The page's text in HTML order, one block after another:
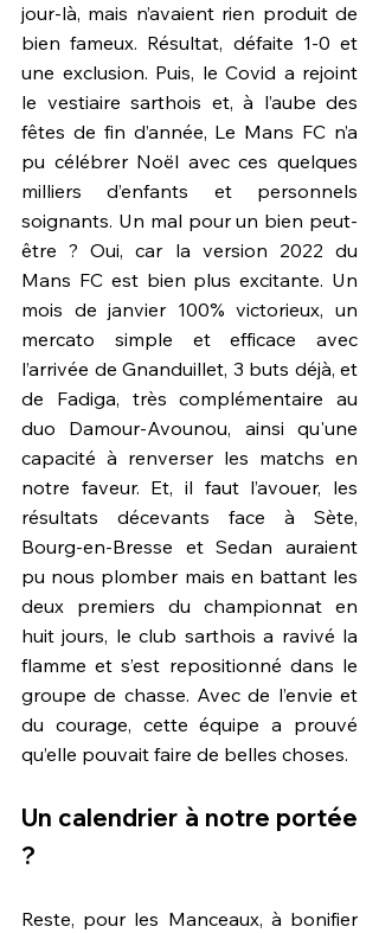
jour-là, mais n’avaient rien produit de
bien fameux. Résultat, défaite 1-0 et
une exclusion. Puis, le Covid a rejoint
le vestiaire sarthois et, à l’aube des
fêtes de fin d’année, Le Mans FC n’a
pu célébrer Noël avec ces quelques
milliers d’enfants et personnels
soignants. Un mal pour un bien peut-
être ? Oui, car la version 2022 du
Mans FC est bien plus excitante. Un
mois de janvier 100% victorieux, un
mercato simple et efficace avec
l’arrivée de Gnanduillet, 3 buts déjà, et
de Fadiga, très complémentaire au
duo Damour-Avounou, ainsi qu'une
capacité à renverser les matchs en
notre faveur. Et, il faut l’avouer, les
résultats décevants face à Sète,
Bourg-en-Bresse et Sedan auraient
pu nous plomber mais en battant les
deux premiers du championnat en
huit jours, le club sarthois a ravivé la
flamme et s’est repositionné dans le
groupe de chasse. Avec de l’envie et
du courage, cette équipe a prouvé
qu’elle pouvait faire de belles choses.
Un calendrier à notre portée
?
Reste, pour les Manceaux, à bonifier